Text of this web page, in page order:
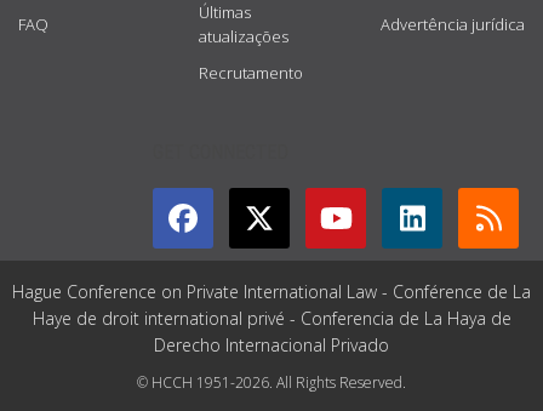
FAQ
Últimas
atualizações
Recrutamento
Advertência jurídica
Hague Conference on Private International Law - Conférence de La
Haye de droit international privé - Conferencia de La Haya de
Derecho Internacional Privado
© HCCH 1951-2026. All Rights Reserved.